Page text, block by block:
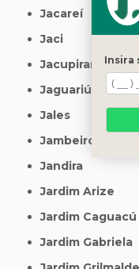
Jacareí
Jaci
Jacupiranga
Jaguariúna
Jales
Jambeiro
Jandira
Jardim Arize
Jardim Caguacú
Jardim Gabriela
Insira